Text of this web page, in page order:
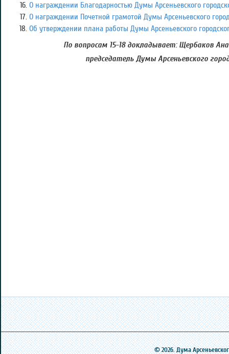
О награждении Благодарностью Думы Арсеньевского
О награждении Почетной грамотой Думы Арсеньевского
Об утверждении плана работы Думы Арсеньевского
По вопросам 15-18 докладывает: Щербаков
председатель Думы Арсеньевского
© 2026. Дума